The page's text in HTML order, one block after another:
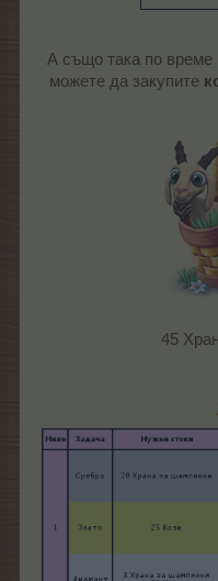
А също така по време
можете да закупите
45